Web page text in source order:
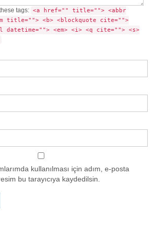
tags: <a href="" title=""> <abbr
title=""> <b> <blockquote cite="">
datetime=""> <em> <i> <q cite=""> <s>
kullanılması için adım, e-posta
bu tarayıcıya kaydedilsin.